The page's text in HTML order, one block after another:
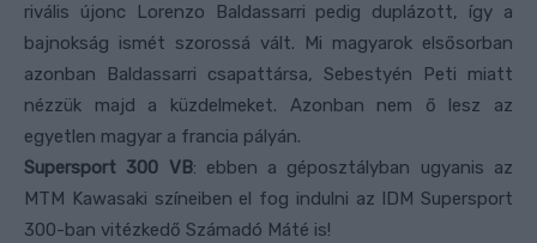
rivális újonc Lorenzo Baldassarri pedig duplázott, így a
bajnokság ismét szorossá vált. Mi magyarok elsősorban
azonban Baldassarri csapattársa, Sebestyén Peti miatt
nézzük majd a küzdelmeket. Azonban nem ő lesz az
egyetlen magyar a francia pályán.
Supersport 300 VB: ebben a géposztályban ugyanis az
MTM Kawasaki színeiben el fog indulni az IDM Supersport
300-ban vitézkedő Számadó Máté is!